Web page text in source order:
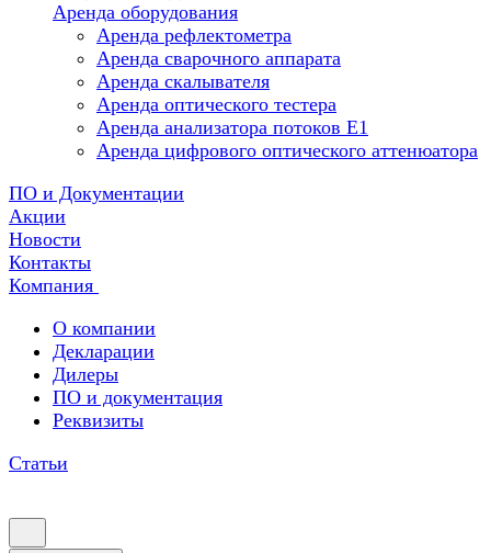
Аренда оборудования
Аренда рефлектометра
Аренда сварочного аппарата
Аренда скалывателя
Аренда оптического тестера
Аренда анализатора потоков Е1
Аренда цифрового оптического аттенюатора
ПО и Документации
Акции
Новости
Контакты
Компания
О компании
Декларации
Дилеры
ПО и документация
Реквизиты
Статьи